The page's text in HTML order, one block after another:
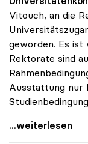
Vitouch, an die
geworden. Es ist
Rektorate sind
Ausstattung nur
Vitouch:
...weiterlesen